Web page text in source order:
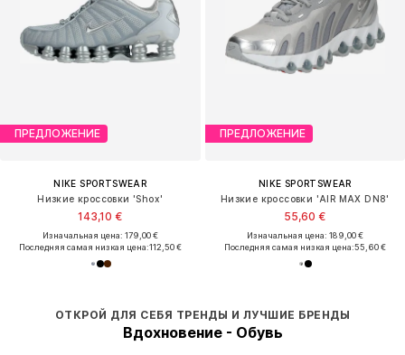
ПРЕДЛОЖЕНИЕ
NIKE SPORTSWEAR
Низкие кроссовки 'Shox'
143,10 €
Изначальная цена: 179,00 €
Последняя самая низкая цена:112,50 €
ПРЕДЛОЖЕНИЕ
NIKE SPORTSWEAR
Низкие кроссовки 'AIR MAX DN8'
55,60 €
Изначальная цена: 189,00 €
Последняя самая низкая цена:55,60 €
ОТКРОЙ ДЛЯ СЕБЯ ТРЕНДЫ И ЛУЧШИЕ БРЕНДЫ
Вдохновение - Обувь